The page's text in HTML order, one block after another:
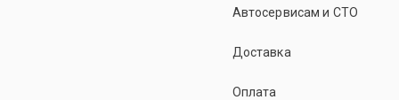
Автосервисам и СТО
Доставка
Оплата